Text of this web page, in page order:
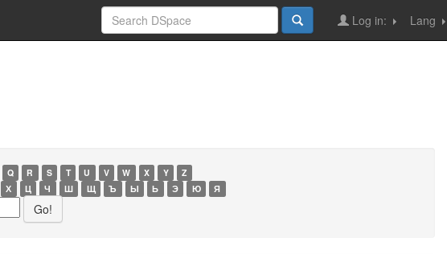
Lang
Log in:
Q R S T U V W X Y
Z
Х Ц Ч Ш Щ Ъ Ы Ь Э Ю Я